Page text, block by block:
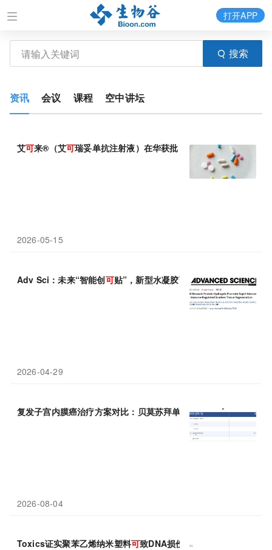
搜索
打开APP
资讯 会议 课程 空中讲坛
艾可来®（艾可瑞妥单抗注射液）在华获批，革新滤泡性淋巴瘤治
2026-05-15
Adv Sci：未来“智能创可贴”，新型水凝胶可 强效止血、安抚免疫
2026-04-29
复发子宫内膜癌治疗方案对比：贝莫苏拜单抗+安罗替尼 vs 进口
2026-08-04
Toxics证实聚苯乙烯纳米塑料可致DNA损伤与兴奋